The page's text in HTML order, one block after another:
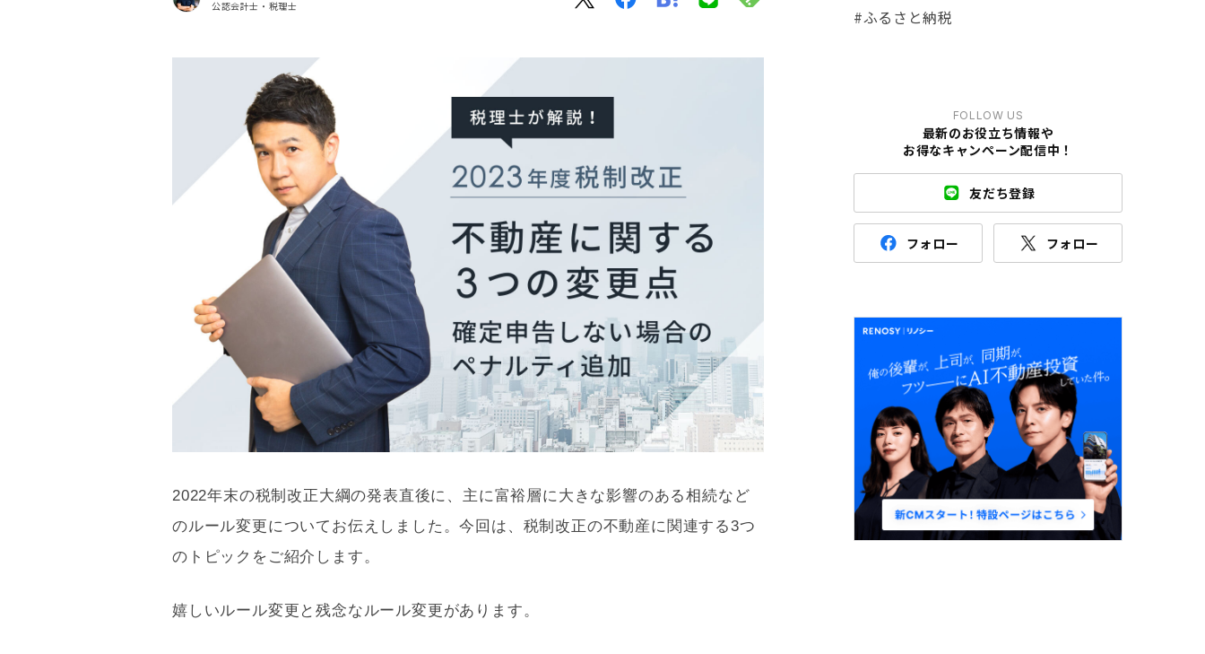
公認会計士・税理士
2022年末の税制改正大綱の発表直後に、主に富裕層に大きな影響のある相続など
のルール変更についてお伝えしました。今回は、税制改正の不動産に関連する3つ
のトピックをご紹介します。
嬉しいルール変更と残念なルール変更があります。
#ふるさと納税
FOLLOW US
最新のお役立ち情報や
お得なキャンペーン配信中！
友だち登録
フォロー フォロー